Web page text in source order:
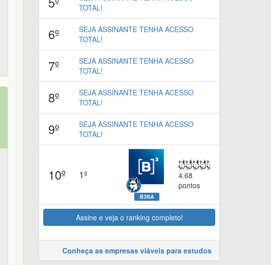
TOTAL!
6º
SEJA ASSINANTE TENHA ACESSO
TOTAL!
7º
SEJA ASSINANTE TENHA ACESSO
TOTAL!
8º
SEJA ASSINANTE TENHA ACESSO
TOTAL!
9º
SEJA ASSINANTE TENHA ACESSO
TOTAL!
10º 1º
B3SA
4.68
pontos
Assine e veja o ranking completo!
Conheça as empresas viáveis para estudos